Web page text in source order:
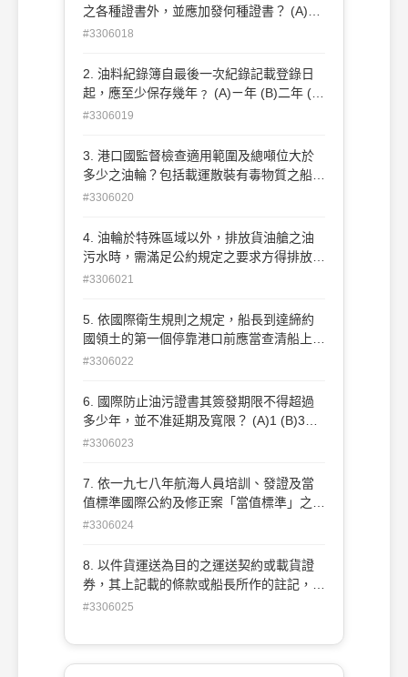
之各種證書外，並應加發何種證書？ (A)核
可 (B)豁免 (C)附加 (D)檢查
#3306018
2. 油料紀錄簿自最後一次紀錄記載登錄日
起，應至少保存幾年﹖ (A)ㄧ年 (B)二年 (C)
三年 (D)五年
#3306019
3. 港口國監督檢查適用範圍及總噸位大於
多少之油輪？包括載運散裝有毒物質之船
舶。 (A)100 (B)150 (C)400 (D)500
#3306020
4. 油輪於特殊區域以外，排放貨油艙之油
污水時，需滿足公約規定之要求方得排放，
下列敘述何者為有錯誤﹖ (A)距最近陸地50
升/浬 (C)排油監控系統ODM需正常運轉
(D)排入海中之總油量，新油輪不超過該種
#3306021
5. 依國際衛生規則之規定，船長到達締約
國領土的第一個停靠港口前應當查清船上的
健 康情況，而且除非締約國不要求，否則
種 申報單交給該港口之主管當局？ (A)滅鼠
證書 (B)海事健康 (C)船舶衛生控制措施
#3306022
6. 國際防止油污證書其簽發期限不得超過
多少年，並不准延期及寬限？ (A)1 (B)3
(C)5 (D)6
#3306023
7. 依一九七八年航海人員培訓、發證及當
值標準國際公約及修正案「當值標準」之規
定 —所有指派負責當值之航行員或構成當
少10小時之休息時間。休息時間可以分
段，但不超過二時段，其中一段為？ (A)至
#3306024
8. 以件貨運送為目的之運送契約或載貨證
券，其上記載的條款或船長所作的註記，用
以免除運送人或船舶所有人因過失致有貨物
？ (A)條款及註記均無效 (B)條款及註記均
有效 (C)條款無效，註記有效 (D)條款有效
#3306025